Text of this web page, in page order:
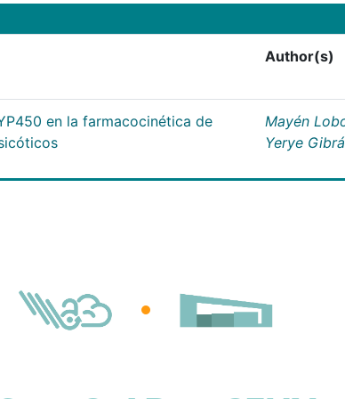
Author(s)
en la farmacocinética de
Mayén
Yerye